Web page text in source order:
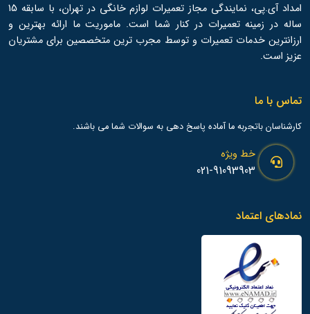
امداد آی.پی، نمایندگی مجاز تعمیرات لوازم خانگی در تهران، با سابقه 15
ساله در زمینه تعمیرات در کنار شما است. ماموریت ما ارائه بهترین و
ارزانترین خدمات تعمیرات و توسط مجرب ترین متخصصین برای مشتریان
عزیز است.
تماس با ما
کارشناسان باتجربه ما آماده پاسخ دهی به سوالات شما می باشند.
خط ویژه
021-91093903
نمادهای اعتماد